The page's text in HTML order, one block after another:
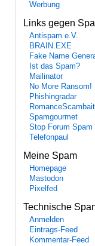
Werbung
Links gegen
Antispam e.V.
BRAIN.EXE
Fake Name
Ist das Spam?
Mailinator
No More Ransom!
Phishingradar
Spamgourmet
Stop Forum Spam
Telefonpaul
Meine Spam
Homepage
Mastodon
Pixelfed
Technische
Anmelden
Eintrags-Feed
Kommentar-Feed